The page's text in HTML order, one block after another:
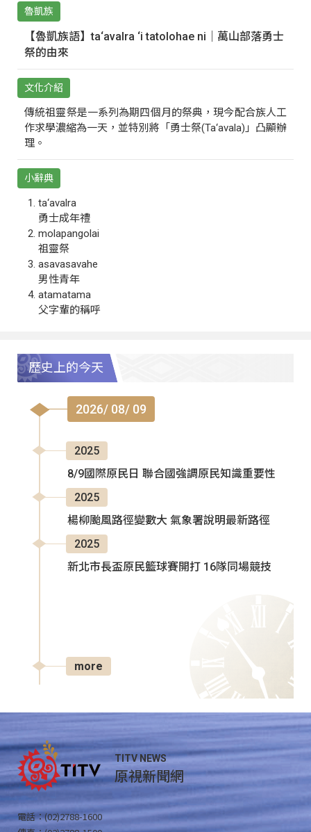
魯凱族
【魯凱族語】ta‘avalra ‘i tatolohae ni｜萬山部落勇士
祭的由來
文化介紹
傳統祖靈祭是一系列為期四個月的祭典，現今配合族人工
作求學濃縮為一天，並特別將「勇士祭(Ta‘avala)」凸顯辦
理。
小辭典
ta‘avalra
勇士成年禮
molapangolai
祖靈祭
asavasavahe
男性青年
atamatama
父字輩的稱呼
歷史上的今天
2026/ 08/ 09
2025
8/9國際原民日 聯合國強調原民知識重要性
2025
楊柳颱風路徑變數大 氣象署說明最新路徑
2025
新北市長盃原民籃球賽開打 16隊同場競技
more
TITV NEWS
原視新聞網
電話：(02)2788-1600